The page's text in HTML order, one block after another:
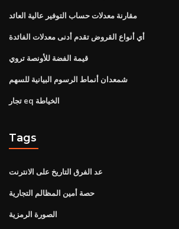
مقارنة معدلات حساب التوفير عالية العائد
أي أنواع القروض تقدم أدنى معدلات الفائدة
قيمة الفضة للأونصة تروي
شمعدان أنماط الرسوم البيانية للسهم
تجار eq الخياطة
Tags
عد الفرق التاريخ على الانترنت
حصة أمين المظالم التجارية
الصورة الرمزية